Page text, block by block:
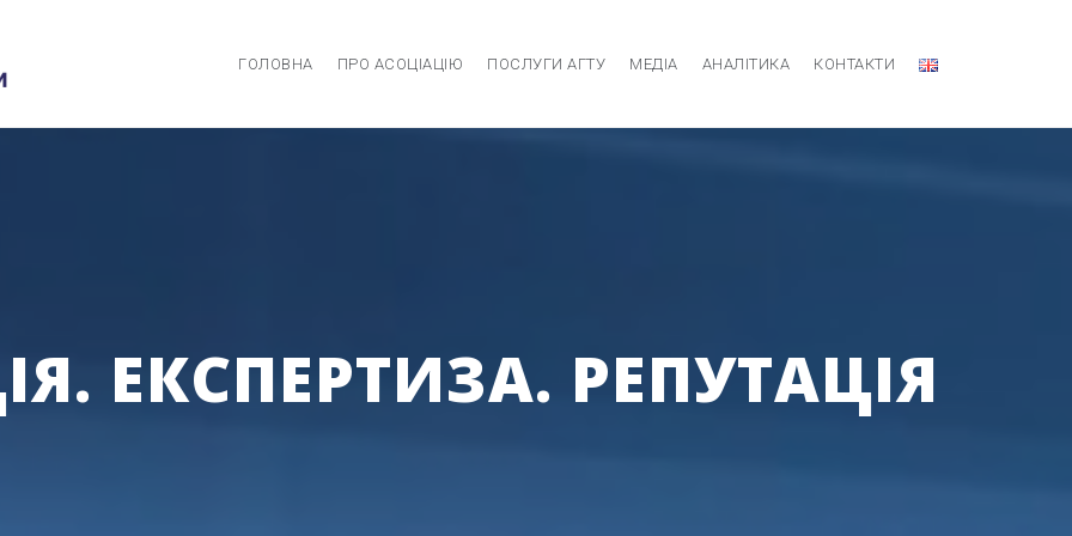
ГОЛОВНА ПРО АСОЦІАЦІЮ ПОСЛУГИ АГТУ МЕДІА АНАЛІТИКА КОНТАКТИ
ЕКСПЕРТИЗА. РЕПУТАЦІЯ